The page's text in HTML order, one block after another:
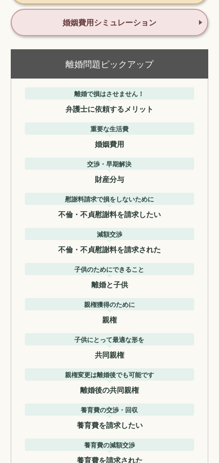
婚姻費用シミュレーション
離婚問題ピックアップ
離婚で損はさせません！
弁護士に依頼するメリット
重要な生活費
婚姻費用
交渉・早期解決
財産分与
慰謝料請求で損をしないために
不倫・不貞慰謝料を請求したい
減額交渉
不倫・不貞慰謝料を請求された
子供のためにできること
離婚と子供
親権獲得のために
親権
子供にとって最適な形を
共同親権
親権変更は離婚後でも可能です
離婚後の共同親権
養育費の交渉・回収
養育費を請求したい
養育費の減額交渉
養育費を請求された